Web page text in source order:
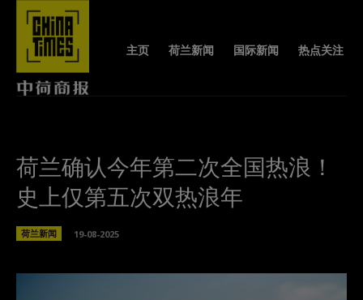
主页 荷兰新闻 国际新闻 热点关注
荷兰确认今年第二次全国热浪！
史上仅第五次双热浪年
荷兰新闻 19-08-2025